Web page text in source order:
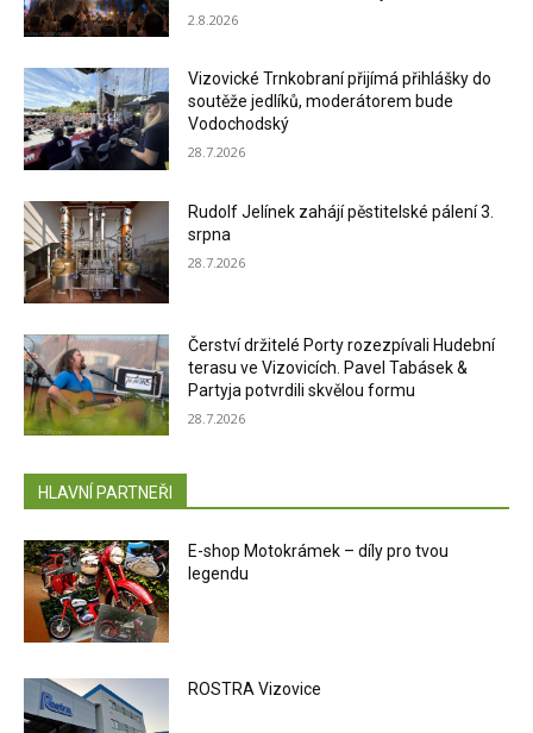
2.8.2026
Vizovické Trnkobraní přijímá přihlášky do
soutěže jedlíků, moderátorem bude
Vodochodský
28.7.2026
Rudolf Jelínek zahájí pěstitelské pálení 3.
srpna
28.7.2026
Čerství držitelé Porty rozezpívali Hudební
terasu ve Vizovicích. Pavel Tabásek &
Partyja potvrdili skvělou formu
28.7.2026
HLAVNÍ PARTNEŘI
E-shop Motokrámek – díly pro tvou
legendu
ROSTRA Vizovice